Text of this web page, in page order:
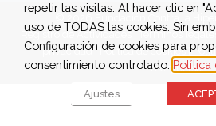
© 2026 Fundación Contra la
Registro de Actividades | Términos
privacidad| Política de cookies|
reembolsos
repetir las visitas. Al hacer clic en
uso de TODAS las cookies. Sin
Configuración de cookies para
consentimiento controlado. Política
Ajustes